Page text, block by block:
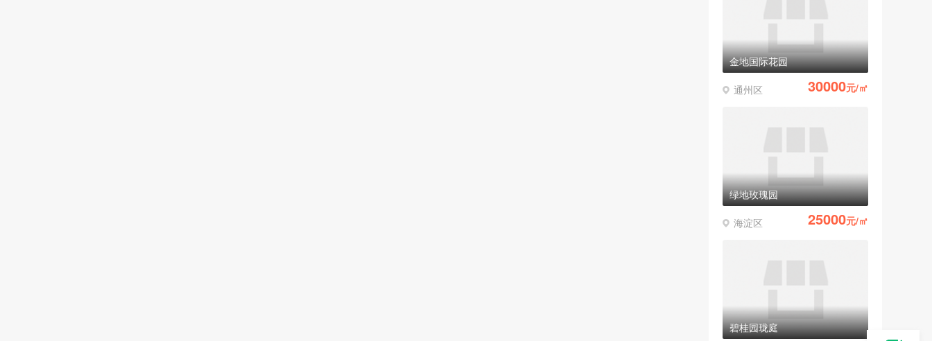
金地国际花园
通州区 30000元/㎡
绿地玫瑰园
海淀区 25000元/㎡
碧桂园珑庭